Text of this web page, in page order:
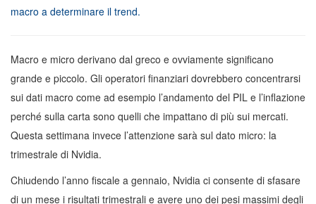
macro a determinare il trend.
Macro e micro derivano dal greco e ovviamente significano
grande e piccolo. Gli operatori finanziari dovrebbero concentrarsi
sui dati macro come ad esempio l’andamento del PIL e l’inflazione
perché sulla carta sono quelli che impattano di più sui mercati.
Questa settimana invece l’attenzione sarà sul dato micro: la
trimestrale di Nvidia.
Chiudendo l’anno fiscale a gennaio, Nvidia ci consente di sfasare
di un mese i risultati trimestrali e avere uno dei pesi massimi degli